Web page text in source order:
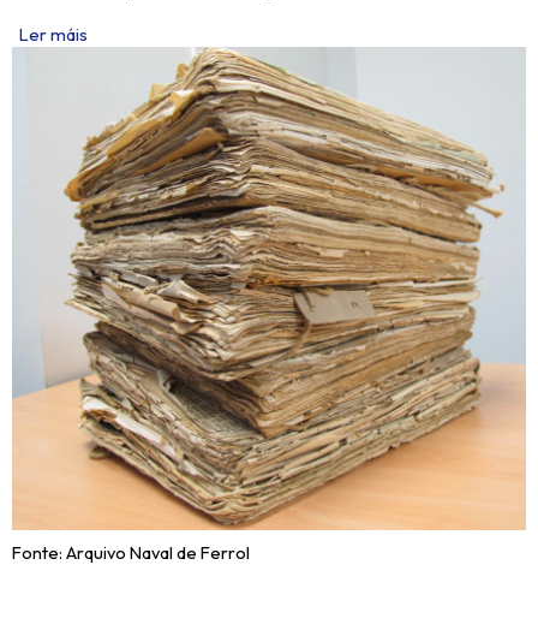
Ler máis
Fonte: Arquivo Naval de Ferrol